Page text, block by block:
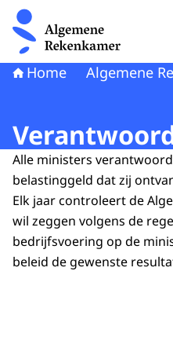
Naar de homepage van
Home Algemene
Alle ministers
belastinggeld dat zij
Elk jaar controleert de
wil zeggen volgens de
bedrijfsvoering op de
beleid de gewenste